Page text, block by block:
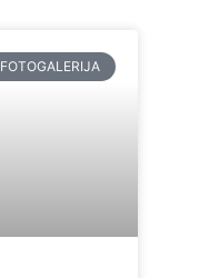
FOTOGALERIJA